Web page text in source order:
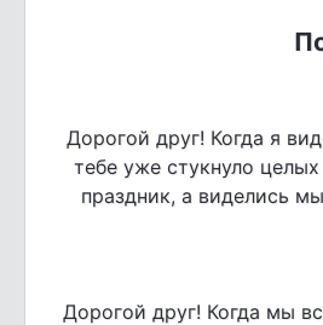
Дорогой друг! Когда я
тебе уже стукнуло
праздник, а виделись
Дорогой друг! Когда мы